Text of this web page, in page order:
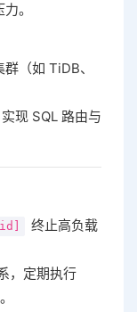
。
（如 TiDB、
现 SQL 路由与
终止高负载
，定期执行